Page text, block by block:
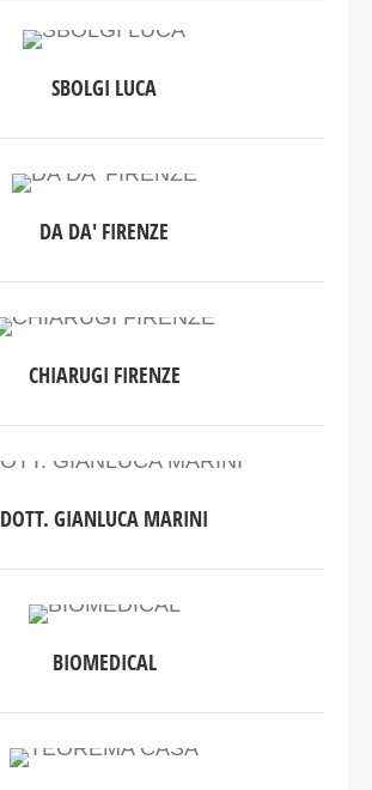
SBOLGI LUCA
DA DA' FIRENZE
CHIARUGI FIRENZE
DOTT. GIANLUCA MARINI
BIOMEDICAL